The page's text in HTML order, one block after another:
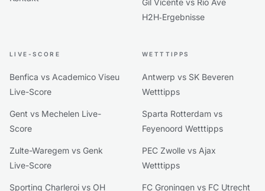
Gil Vicente vs Rio Ave
H2H‑Ergebnisse
LIVE-SCORE
Benfica vs Academico Viseu
Live-Score
Gent vs Mechelen Live-
Score
Zulte-Waregem vs Genk
Live-Score
Sporting Charleroi vs OH
WETTTIPPS
Antwerp vs SK Beveren
Wetttipps
Sparta Rotterdam vs
Feyenoord Wetttipps
PEC Zwolle vs Ajax
Wetttipps
FC Groningen vs FC Utrecht